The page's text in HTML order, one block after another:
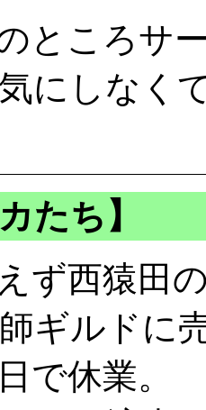
ところサ
にしなく
たち】
ず西猿田
ギルド
で休業。